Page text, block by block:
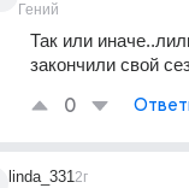
Гений
Так или
закончили свой
0
linda_3312г